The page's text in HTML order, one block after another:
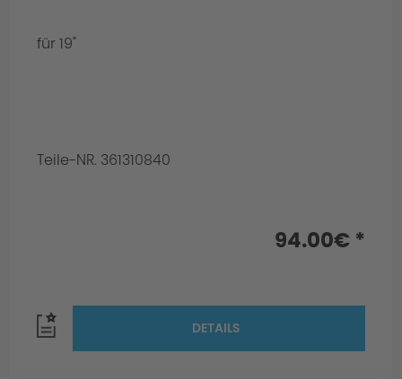
für 19"
Teile-NR. 361310840
94.00€ *
DETAILS